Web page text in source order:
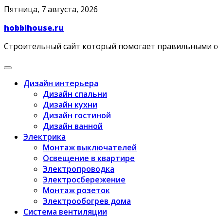
Skip
content
Пятница, 7 августа, 2026
hobbihouse.ru
Строительный сайт который помогает правильными
Дизайн интерьера
Дизайн спальни
Дизайн кухни
Дизайн гостиной
Дизайн ванной
Электрика
Монтаж выключателей
Освещение в квартире
Электропроводка
Электросбережение
Монтаж розеток
Электрообогрев дома
Система вентиляции